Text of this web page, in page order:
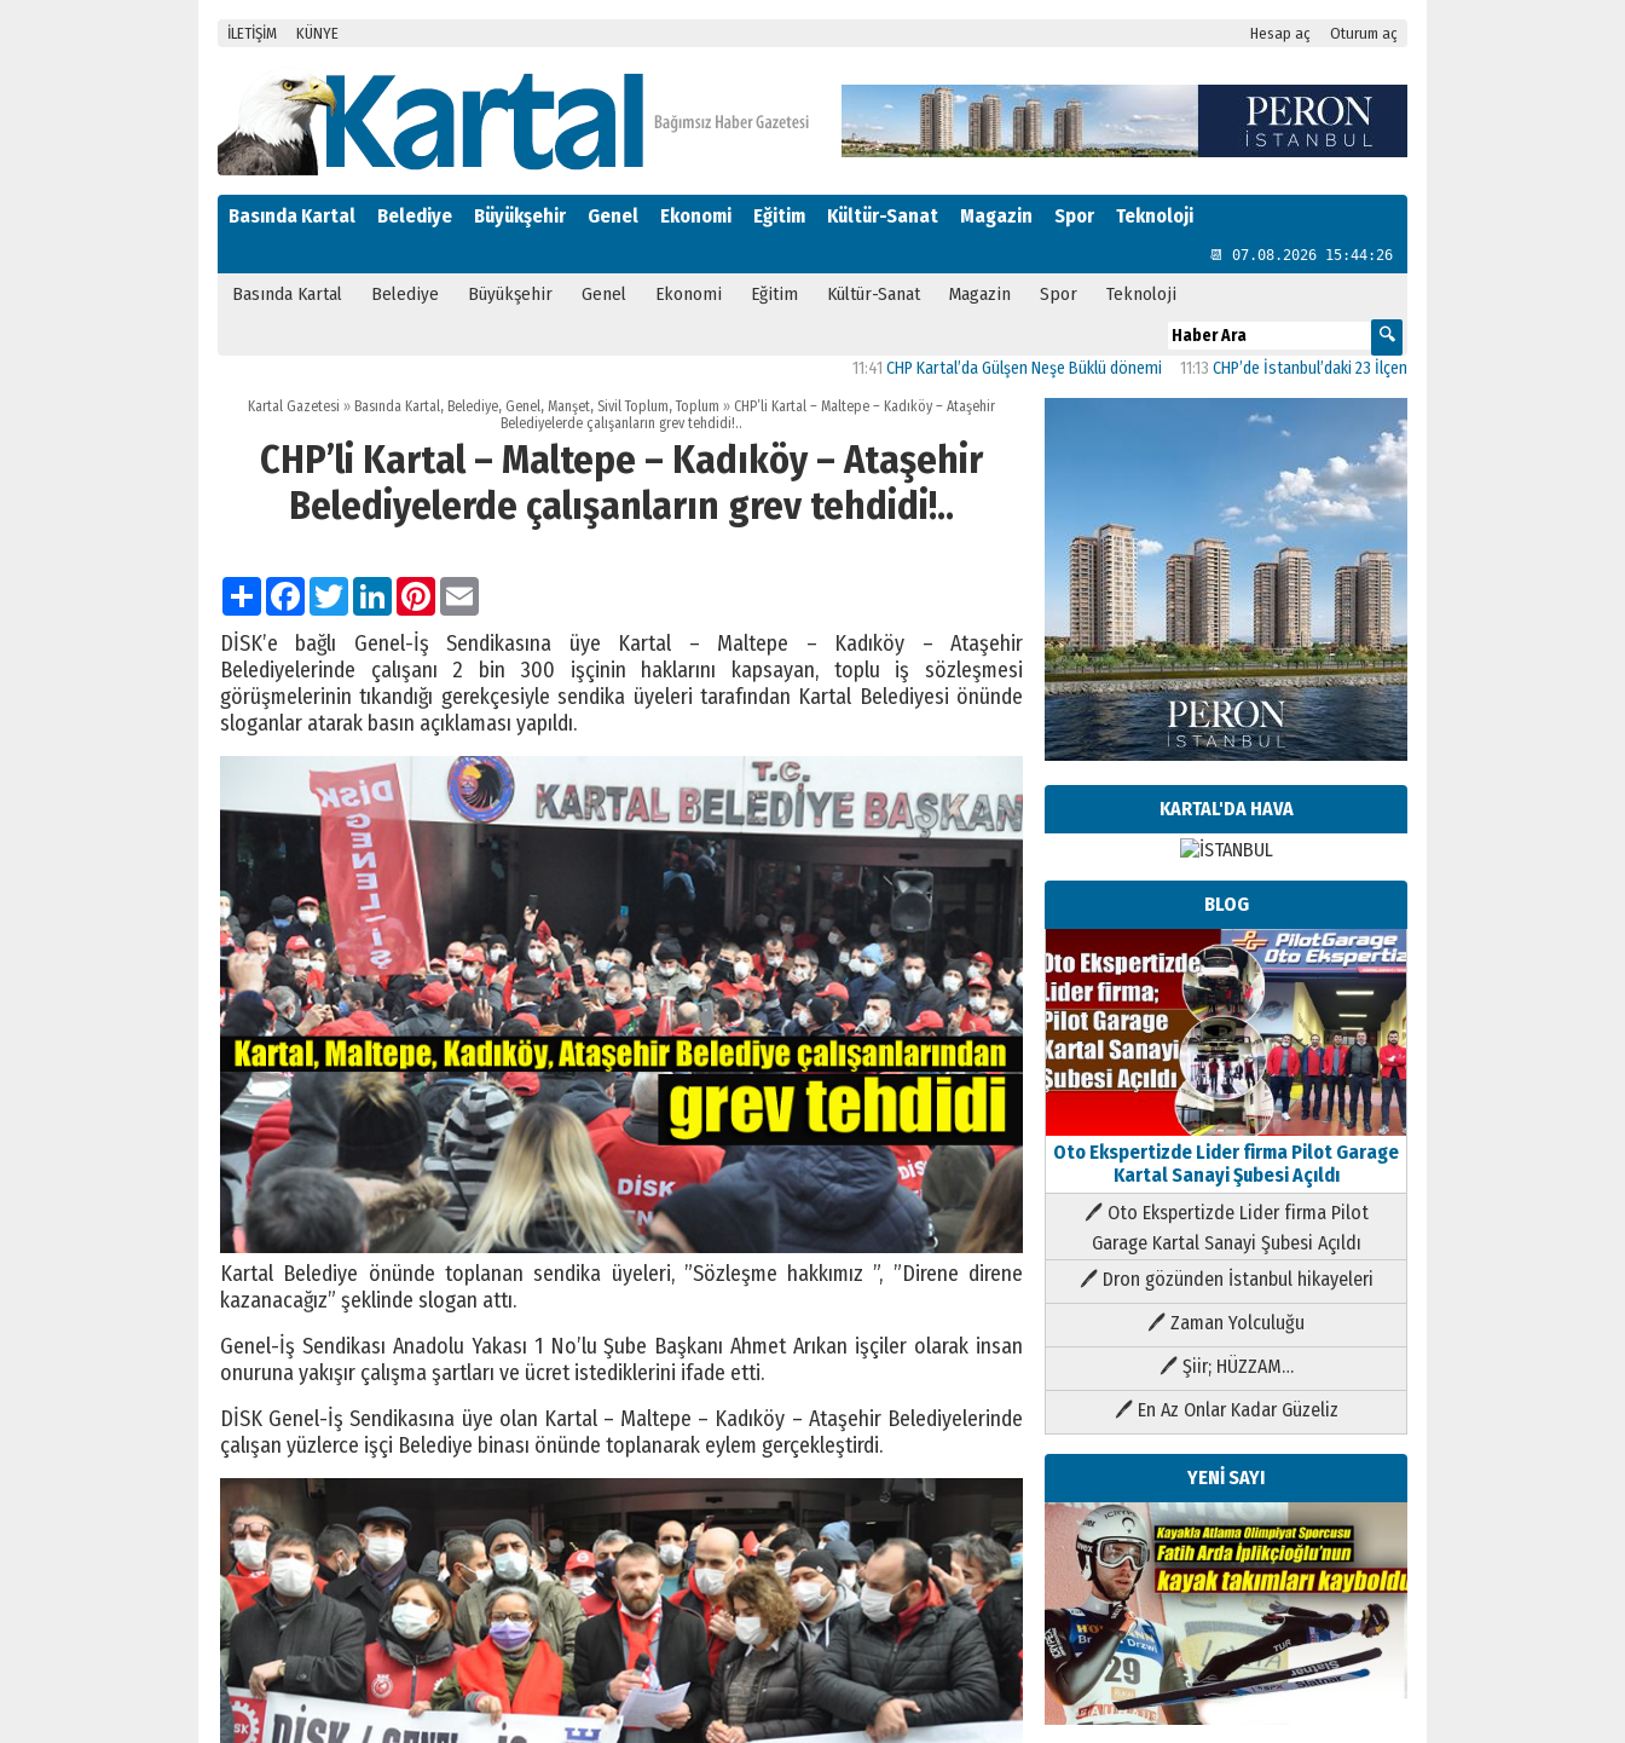
İLETİŞİM KÜNYE Hesap aç Oturum aç
Basında Kartal Belediye Büyükşehir Genel Ekonomi Eğitim Kültür-Sanat Magazin Spor Teknoloji
📆 07.08.2026 15:44:27
Basında Kartal Belediye Büyükşehir Genel Ekonomi Eğitim Kültür-Sanat Magazin Spor Teknoloji
CHP Kartal’da Gülşen Neşe Büklü dönemi 11:13CHP’de İstanbul’daki 23 İlçenin Başkanları Belli Oldu
Kartal Gazetesi » Basında Kartal, Belediye, Genel, Manşet, Sivil Toplum,Toplum » CHP’li Kartal – Maltepe – Kadıköy – Ataşehir
Belediyelerde çalışanların grev tehdidi!..
CHP’li Kartal – Maltepe – Kadıköy – Ataşehir
Belediyelerde çalışanların grev tehdidi!..
PaylaşFacebook
TwitterLinkedInPinterest
DİSK’e bağlı Genel-İş Sendikasına üye Kartal – Maltepe – Kadıköy – Ataşehir
Belediyelerinde çalışanı 2 bin 300 işçinin haklarını kapsayan, toplu iş sözleşmesi
görüşmelerinin tıkandığı gerekçesiyle sendika üyeleri tarafından Kartal Belediyesi önünde
sloganlar atarak basın açıklaması yapıldı.
Kartal Belediye önünde toplanan sendika üyeleri, ”Sözleşme hakkımız ”, ”Direne direne
kazanacağız” şeklinde slogan attı.
Genel-İş Sendikası Anadolu Yakası 1 No’lu Şube Başkanı Ahmet Arıkan işçiler olarak insan
onuruna yakışır çalışma şartları ve ücret istediklerini ifade etti.
DİSK Genel-İş Sendikasına üye olan Kartal – Maltepe – Kadıköy – Ataşehir Belediyelerinde
çalışan yüzlerce işçi Belediye binası önünde toplanarak eylem gerçekleştirdi.
KARTAL'DA HAVA
BLOG
Oto Ekspertizde Lider firma Pilot Garage
Kartal Sanayi Şubesi Açıldı
🖊 Oto Ekspertizde Lider firma Pilot
Garage Kartal Sanayi Şubesi Açıldı
🖊 Dron gözünden İstanbul hikayeleri
🖊 Zaman Yolculuğu
🖊 Şiir; HÜZZAM…
🖊 En Az Onlar Kadar Güzeliz
YENİ SAYI
Kenan GÜLERCİ
Metin Külünk: Aileyi Korumak